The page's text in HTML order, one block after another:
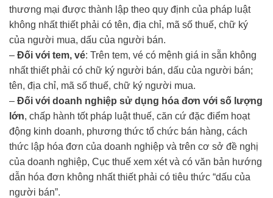
thương mại được thành lập theo quy định của pháp luật
không nhất thiết phải có tên, địa chỉ, mã số thuế, chữ ký
của người mua, dấu của người bán.
– Đối với tem, vé: Trên tem, vé có mệnh giá in sẵn không
nhất thiết phải có chữ ký người bán, dấu của người bán;
tên, địa chỉ, mã số thuế, chữ ký người mua.
– Đối với doanh nghiệp sử dụng hóa đơn với số lượng
lớn, chấp hành tốt pháp luật thuế, căn cứ đặc điểm hoạt
động kinh doanh, phương thức tổ chức bán hàng, cách
thức lập hóa đơn của doanh nghiệp và trên cơ sở đề nghị
của doanh nghiệp, Cục thuế xem xét và có văn bản hướng
dẫn hóa đơn không nhất thiết phải có tiêu thức “dấu của
người bán”.